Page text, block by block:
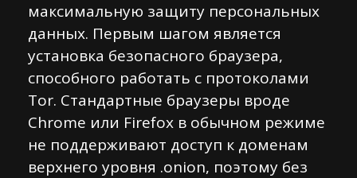
максимальную защиту персональных
данных. Первым шагом является
установка безопасного браузера,
способного работать с протоколами
Tor. Стандартные браузеры вроде
Chrome или Firefox в обычном режиме
не поддерживают доступ к доменам
верхнего уровня .onion, поэтому без